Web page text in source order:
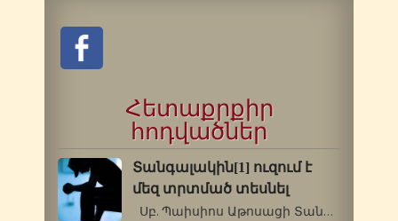
Հետաքրքիր
հոդվածներ
Տանգալակին[1] ուզում է
մեզ տրտմած տեսնել
Սբ. Պաիսիոս Աթոսացի Տանգալակին[1]…